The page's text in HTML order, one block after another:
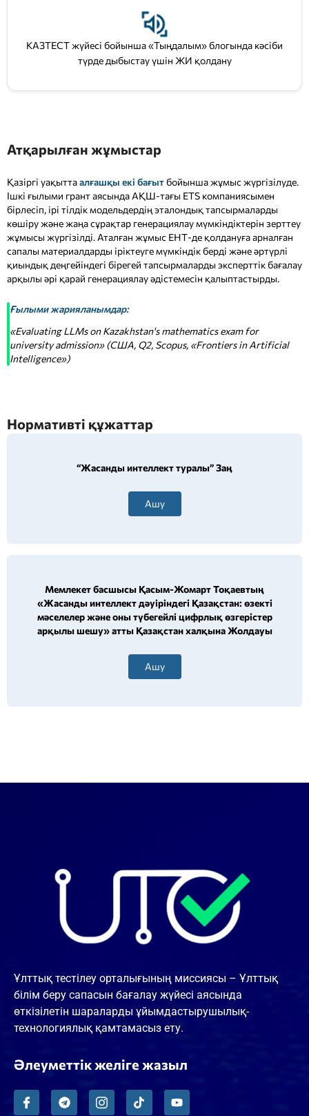
КАЗТЕСТ жүйесі бойынша «Тыңдалым» блогында кәсіби
түрде дыбыстау үшін ЖИ қолдану
Атқарылған жұмыстар
Қазіргі уақыттаалғашқы екі бағытбойынша жұмыс жүргізілуде.
Ішкі ғылыми грант аясында АҚШ-тағы ETS компаниясымен
бірлесіп, ірі тілдік модельдердің эталондық тапсырмаларды
көшіру және жаңа сұрақтар генерациялау мүмкіндіктерін зерттеу
жұмысы жүргізілді. Аталған жұмыс ЕНТ-де қолдануға арналған
сапалы материалдарды іріктеуге мүмкіндік берді және әртүрлі
қиындық деңгейіндегі бірегей тапсырмаларды эксперттік бағалау
арқылы әрі қарай генерациялау әдістемесін қалыптастырды.
Ғылыми жарияланымдар:
«Evaluating LLMs on Kazakhstan's mathematics exam for
university admission» (США, Q2, Scopus, «Frontiers in Artificial
Intelligence»)
Нормативті құжаттар
“Жасанды интеллект туралы” Заң
Ашу
Мемлекет басшысы Қасым-Жомарт Тоқаевтың
«Жасанды интеллект дәуіріндегі Қазақстан: өзекті
мәселелер және оны түбегейлі цифрлық өзгерістер
арқылы шешу» атты Қазақстан халқына Жолдауы
Ашу
Ұлттық тестілеу орталығының миссиясы – Ұлттық
білім беру сапасын бағалау жүйесі аясында
өткізілетін шараларды ұйымдастырушылық-
технологиялық қамтамасыз ету.
Әлеуметтік желіге жазыл